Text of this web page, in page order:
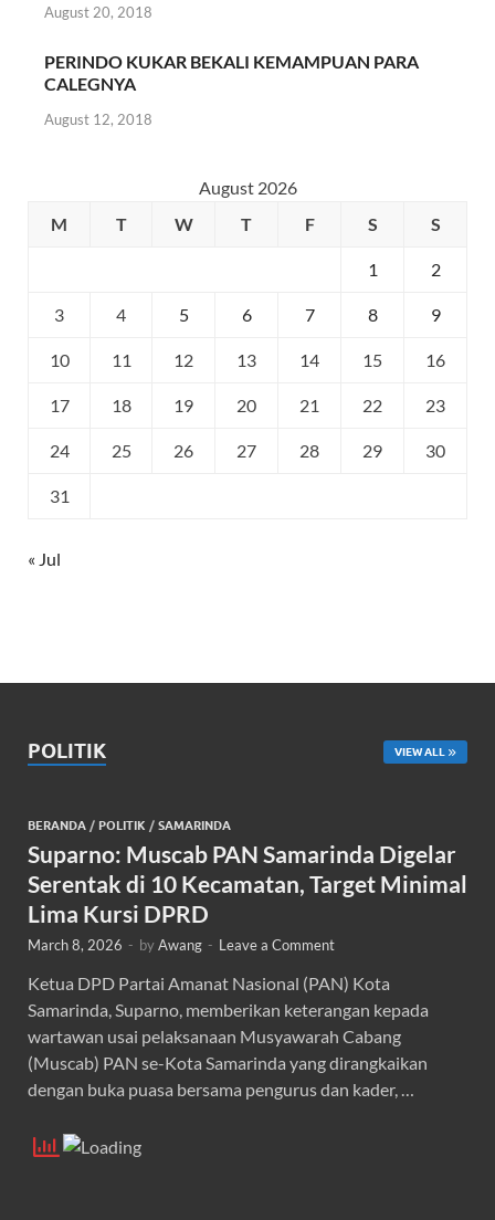
August 20, 2018
PERINDO KUKAR BEKALI KEMAMPUAN PARA
CALEGNYA
August 12, 2018
August 2026
M
T W T F S S
1 2
3 4 5 6 7 8 9
10 11 12 13 14 15 16
17 18 19 20 21 22 23
24 25 26 27 28 29 30
31
« Jul
POLITIK VIEW ALL
BERANDA / POLITIK / SAMARINDA
Suparno: Muscab PAN Samarinda Digelar
Serentak di 10 Kecamatan, Target Minimal
Lima Kursi DPRD
March 8, 2026 - byAwang - Leave a Comment
Ketua DPD Partai Amanat Nasional (PAN) Kota
Samarinda, Suparno, memberikan keterangan kepada
wartawan usai pelaksanaan Musyawarah Cabang
(Muscab) PAN se-Kota Samarinda yang dirangkaikan
dengan buka puasa bersama pengurus dan kader, …